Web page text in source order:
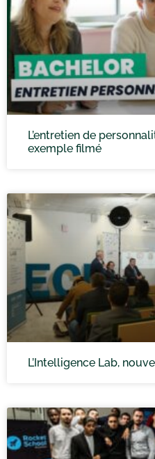
L’entretien de
exemple filmé
L’Intelligence Lab,